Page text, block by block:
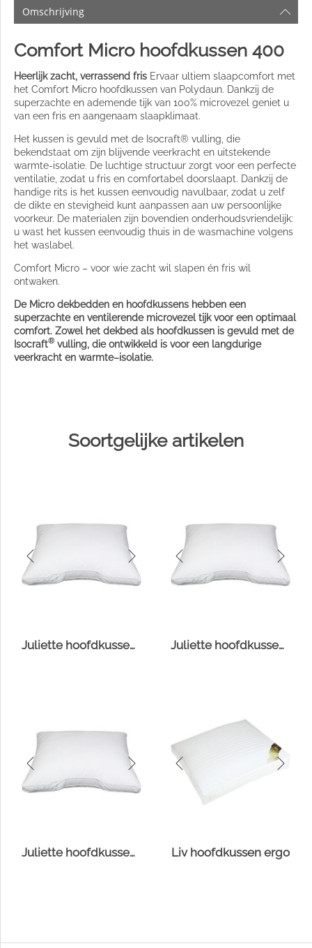
Omschrijving
Comfort Micro hoofdkussen 400
Heerlijk zacht, verrassend fris Ervaar ultiem slaapcomfort met
het Comfort Micro hoofdkussen van Polydaun. Dankzij de
superzachte en ademende tijk van 100% microvezel geniet u
van een fris en aangenaam slaapklimaat.
Het kussen is gevuld met de Isocraft® vulling, die
bekendstaat om zijn blijvende veerkracht en uitstekende
warmte-isolatie. De luchtige structuur zorgt voor een perfecte
ventilatie, zodat u fris en comfortabel doorslaapt. Dankzij de
handige rits is het kussen eenvoudig navulbaar, zodat u zelf
de dikte en stevigheid kunt aanpassen aan uw persoonlijke
voorkeur. De materialen zijn bovendien onderhoudsvriendelijk:
u wast het kussen eenvoudig thuis in de wasmachine volgens
het waslabel.
Comfort Micro – voor wie zacht wil slapen én fris wil
ontwaken.
De Micro dekbedden en hoofdkussens hebben een
superzachte en ventilerende microvezel tijk voor een optimaal
comfort. Zowel het dekbed als hoofdkussen is gevuld met de
Isocraft® vulling, die ontwikkeld is voor een langdurige
veerkracht en warmte–isolatie.
Soortgelijke artikelen
Juliette hoofdkussen Comfort-O-Bol Juliette hoofdkussen Fiberdaun
Juliette hoofdkussen Suprelle® Protect Liv hoofdkussen ergo